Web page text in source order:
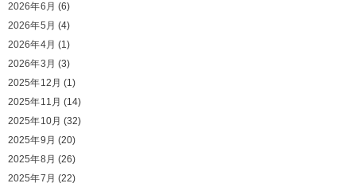
2026年6月 (6)
2026年5月 (4)
2026年4月 (1)
2026年3月 (3)
2025年12月 (1)
2025年11月 (14)
2025年10月 (32)
2025年9月 (20)
2025年8月 (26)
2025年7月 (22)